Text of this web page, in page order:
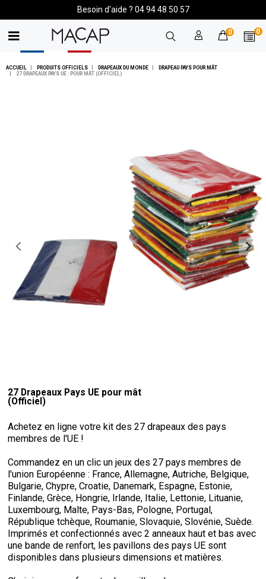
Besoin d'aide ? 04 94 48 50 57
0 0
ACCUEIL PRODUITS OFFICIELS DRAPEAUX DU MONDE
DRAPEAU PAYS POUR MÂT
27 DRAPEAUX PAYS UE : POUR MÂT (OFFICIEL)
27 Drapeaux Pays UE pour mât
(Officiel)
Achetez en ligne votre kit des 27 drapeaux des pays
membres de l'UE !
Commandez en un clic un jeux des 27 pays membres de
l'union Européenne : France, Allemagne, Autriche, Belgique,
Bulgarie, Chypre, Croatie, Danemark, Espagne, Estonie,
Finlande, Grèce, Hongrie, Irlande, Italie, Lettonie, Lituanie,
Luxembourg, Malte, Pays-Bas, Pologne, Portugal,
République tchèque, Roumanie, Slovaquie, Slovénie, Suède.
Imprimés et confectionnés avec 2 anneaux haut et bas avec
une bande de renfort, les pavillons des pays UE sont
disponibles dans plusieurs dimensions et matières.